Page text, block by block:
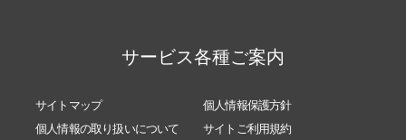
サービス各種ご案内
サイトマップ
個人情報保護方針
個人情報の取り扱いについて
サイトご利用規約